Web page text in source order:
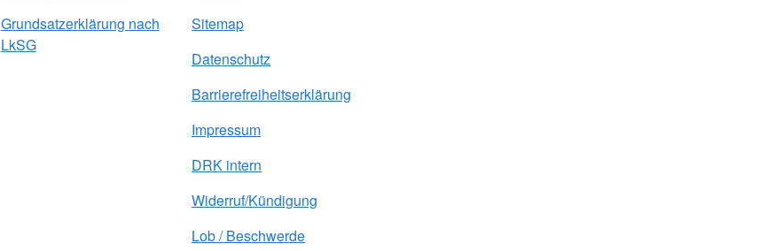
Grundsatzerklärung nach
LkSG
Sitemap
Datenschutz
Barrierefreiheitserklärung
Impressum
DRK intern
Widerruf/Kündigung
Lob / Beschwerde